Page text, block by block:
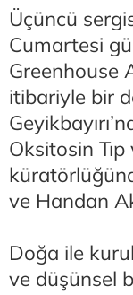
Üçüncü
Cumartesi
Greenhouse
itibariyle bir
Oksitosin
ve Handan
Doğa ile
ve düşünsel